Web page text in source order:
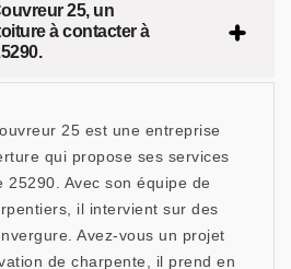
25, un
à contacter à
25 est une entreprise
qui propose ses services
25290. Avec son équipe de
il intervient sur des
Avez-vous un projet
de charpente, il prend en